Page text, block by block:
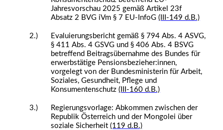
Jahresvorschau 2025 gemäß Artikel 23f
Absatz 2 BVG iVm § 7 EU-InfoG(III-149 d.B.)
2.)
Evaluierungsbericht gemäß § 794 Abs. 4 ASVG,
§ 411 Abs. 4 GSVG und § 406 Abs. 4 BSVG
betreffend Beitragsübernahme des Bundes für
erwerbstätige Pensionsbezieher:innen,
vorgelegt von der Bundesministerin für Arbeit,
Soziales, Gesundheit, Pflege und
Konsumentenschutz(III-160 d.B.)
3.)
Regierungsvorlage: Abkommen zwischen der
Republik Österreich und der Mongolei über
soziale Sicherheit(119 d.B.)